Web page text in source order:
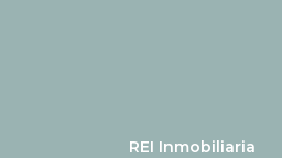
REI Inmobiliaria